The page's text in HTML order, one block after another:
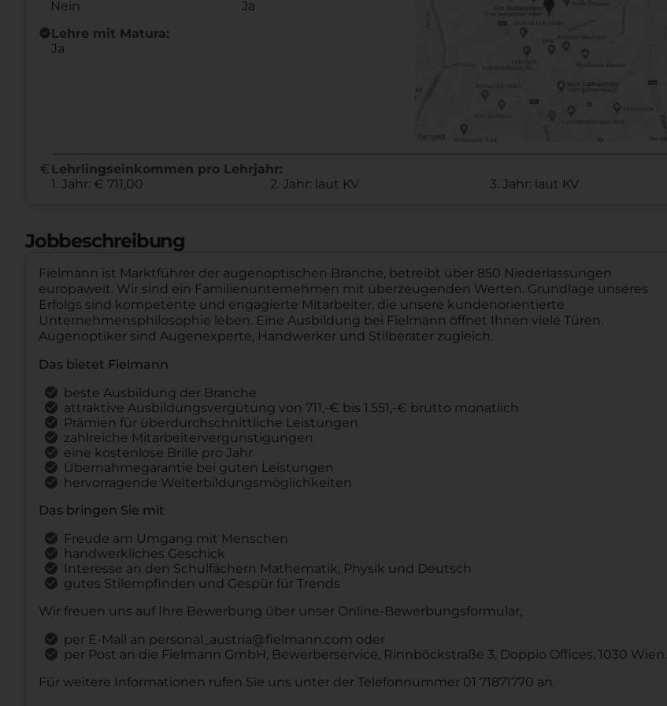
Nein
Ja
new_releasesLehre mit Matura:
Ja
euro Lehrlingseinkommen pro Lehrjahr:
1. Jahr: € 711,00
2. Jahr: laut KV 3. Jahr: laut KV
Jobbeschreibung
Fielmann ist Marktführer der augenoptischen Branche, betreibt über 850 Niederlassungen
europaweit. Wir sind ein Familienunternehmen mit überzeugenden Werten. Grundlage unseres
Erfolgs sind kompetente und engagierte Mitarbeiter, die unsere kundenorientierte
Unternehmensphilosophie leben. Eine Ausbildung bei Fielmann öffnet Ihnen viele Türen.
Augenoptiker sind Augenexperte, Handwerker und Stilberater zugleich.
Das bietet Fielmann
beste Ausbildung der Branche
attraktive Ausbildungsvergütung von 711,-€ bis 1.551,-€ brutto monatlich
Prämien für überdurchschnittliche Leistungen
zahlreiche Mitarbeitervergünstigungen
eine kostenlose Brille pro Jahr
Übernahmegarantie bei guten Leistungen
hervorragende Weiterbildungsmöglichkeiten
Das bringen Sie mit
Freude am Umgang mit Menschen
handwerkliches Geschick
Interesse an den Schulfächern Mathematik, Physik und Deutsch
gutes Stilempfinden und Gespür für Trends
Wir freuen uns auf Ihre Bewerbung über unser Online-Bewerbungsformular,
per E-Mail an personal_austria@fielmann.com oder
per Post an die Fielmann GmbH, Bewerberservice, Rinnböckstraße 3, Doppio Offices, 1030 Wien.
Für weitere Informationen rufen Sie uns unter der Telefonnummer 01 71871770 an.